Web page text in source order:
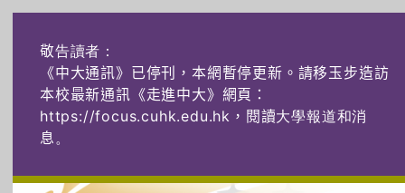
敬告讀者：
《中大通訊》已停刊，本網暫停更新。請移玉步造訪
本校最新通訊《走進中大》網頁：
https://focus.cuhk.edu.hk，閱讀大學報道和消
息。